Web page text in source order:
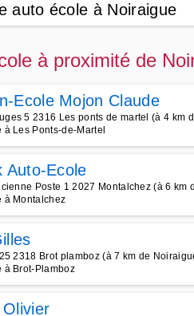
auto école à Noiraigue
à proximité de
Ecole Mojon Claude
5 2316 Les ponts de martel (à 4 km
à Les Ponts-de-Martel
Auto-Ecole
Poste 1 2027 Montalchez (à 6 km
à Montalchez
2318 Brot plamboz (à 7 km de
à Brot-Plamboz